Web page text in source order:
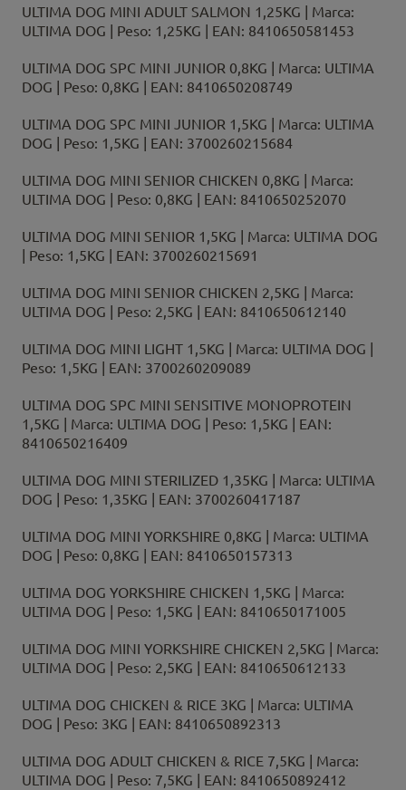
ULTIMA DOG MINI ADULT SALMON 1,25KG | Marca:
ULTIMA DOG | Peso: 1,25KG | EAN: 8410650581453
ULTIMA DOG SPC MINI JUNIOR 0,8KG | Marca: ULTIMA
DOG | Peso: 0,8KG | EAN: 8410650208749
ULTIMA DOG SPC MINI JUNIOR 1,5KG | Marca: ULTIMA
DOG | Peso: 1,5KG | EAN: 3700260215684
ULTIMA DOG MINI SENIOR CHICKEN 0,8KG | Marca:
ULTIMA DOG | Peso: 0,8KG | EAN: 8410650252070
ULTIMA DOG MINI SENIOR 1,5KG | Marca: ULTIMA DOG
| Peso: 1,5KG | EAN: 3700260215691
ULTIMA DOG MINI SENIOR CHICKEN 2,5KG | Marca:
ULTIMA DOG | Peso: 2,5KG | EAN: 8410650612140
ULTIMA DOG MINI LIGHT 1,5KG | Marca: ULTIMA DOG |
Peso: 1,5KG | EAN: 3700260209089
ULTIMA DOG SPC MINI SENSITIVE MONOPROTEIN
1,5KG | Marca: ULTIMA DOG | Peso: 1,5KG | EAN:
8410650216409
ULTIMA DOG MINI STERILIZED 1,35KG | Marca: ULTIMA
DOG | Peso: 1,35KG | EAN: 3700260417187
ULTIMA DOG MINI YORKSHIRE 0,8KG | Marca: ULTIMA
DOG | Peso: 0,8KG | EAN: 8410650157313
ULTIMA DOG YORKSHIRE CHICKEN 1,5KG | Marca:
ULTIMA DOG | Peso: 1,5KG | EAN: 8410650171005
ULTIMA DOG MINI YORKSHIRE CHICKEN 2,5KG | Marca:
ULTIMA DOG | Peso: 2,5KG | EAN: 8410650612133
ULTIMA DOG CHICKEN & RICE 3KG | Marca: ULTIMA
DOG | Peso: 3KG | EAN: 8410650892313
ULTIMA DOG ADULT CHICKEN & RICE 7,5KG | Marca:
ULTIMA DOG | Peso: 7,5KG | EAN: 8410650892412